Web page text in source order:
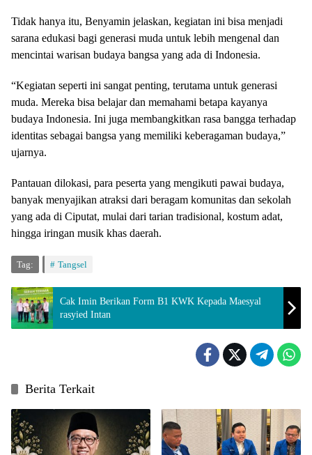
Tidak hanya itu, Benyamin jelaskan, kegiatan ini bisa menjadi
sarana edukasi bagi generasi muda untuk lebih mengenal dan
mencintai warisan budaya bangsa yang ada di Indonesia.
“Kegiatan seperti ini sangat penting, terutama untuk generasi
muda. Mereka bisa belajar dan memahami betapa kayanya
budaya Indonesia. Ini juga membangkitkan rasa bangga terhadap
identitas sebagai bangsa yang memiliki keberagaman budaya,”
ujarnya.
Pantauan dilokasi, para peserta yang mengikuti pawai budaya,
banyak menyajikan atraksi dari beragam komunitas dan sekolah
yang ada di Ciputat, mulai dari tarian tradisional, kostum adat,
hingga iringan musik khas daerah.
Tag: Tangsel
Cak Imin Berikan Form B1 KWK Kepada Maesyal
rasyied Intan
Berita Terkait